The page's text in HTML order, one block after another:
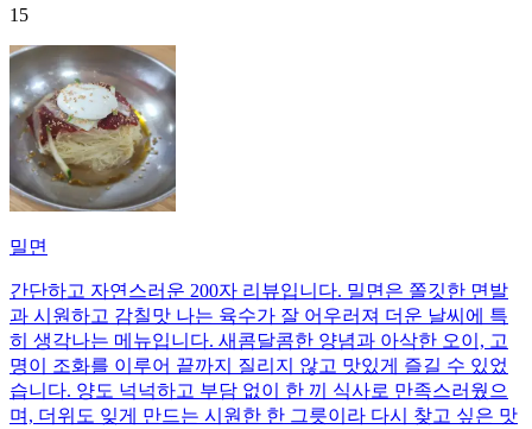
15
밀면
간단하고 자연스러운 200자 리뷰입니다. 밀면은 쫄깃한 면발
과 시원하고 감칠맛 나는 육수가 잘 어우러져 더운 날씨에 특
히 생각나는 메뉴입니다. 새콤달콤한 양념과 아삭한 오이, 고
명이 조화를 이루어 끝까지 질리지 않고 맛있게 즐길 수 있었
습니다. 양도 넉넉하고 부담 없이 한 끼 식사로 만족스러웠으
며, 더위도 잊게 만드는 시원한 한 그릇이라 다시 찾고 싶은 맛